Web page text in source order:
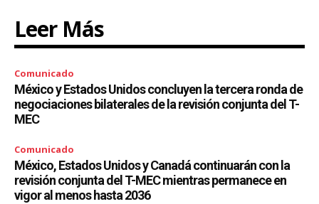
Leer Más
Comunicado
México y Estados Unidos concluyen la tercera ronda de
negociaciones bilaterales de la revisión conjunta del T-
MEC
Comunicado
México, Estados Unidos y Canadá continuarán con la
revisión conjunta del T-MEC mientras permanece en
vigor al menos hasta 2036